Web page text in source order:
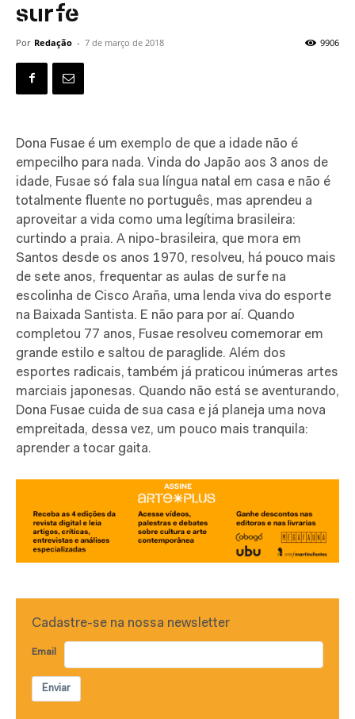
surfe
Por Redação - 7 de março de 2018 9906
Dona Fusae é um exemplo de que a idade não é
empecilho para nada. Vinda do Japão aos 3 anos de
idade, Fusae só fala sua língua natal em casa e não é
totalmente fluente no português, mas aprendeu a
aproveitar a vida como uma legítima brasileira:
curtindo a praia. A nipo-brasileira, que mora em
Santos desde os anos 1970, resolveu, há pouco mais
de sete anos, frequentar as aulas de surfe na
escolinha de Cisco Araña, uma lenda viva do esporte
na Baixada Santista. E não para por aí. Quando
completou 77 anos, Fusae resolveu comemorar em
grande estilo e saltou de paraglide. Além dos
esportes radicais, também já praticou inúmeras artes
marciais japonesas. Quando não está se aventurando,
Dona Fusae cuida de sua casa e já planeja uma nova
empreitada, dessa vez, um pouco mais tranquila:
aprender a tocar gaita.
Cadastre-se na nossa newsletter
Email
Enviar